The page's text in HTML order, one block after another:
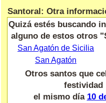
Santoral: Otra
Quizá estés buscando
alguno de estos otros
San Agatón de Sicilia
San Agatón
Otros santos que
festividad
el mismo día 10